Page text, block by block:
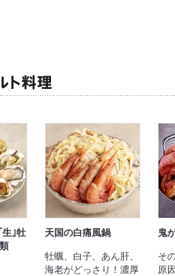
生｣牡
天国の白痛風鍋
牡蠣、白子、あん肝、
海老がどっさり！濃厚
鬼
そ
原